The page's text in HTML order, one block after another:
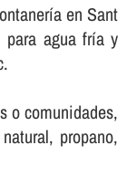
en Sant
para agua frí­a y
o comunidades,
propano,